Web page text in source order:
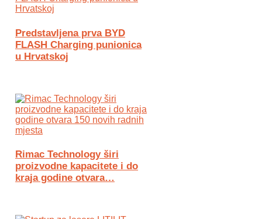
Predstavljena prva BYD
FLASH Charging punionica
u Hrvatskoj
Rimac Technology širi
proizvodne kapacitete i do
kraja godine otvara…